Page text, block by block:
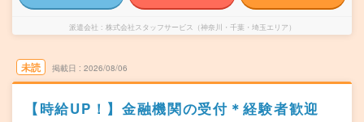
派遣会社 株式会社スタッフサービス（神奈川・千葉・埼玉エリア）
未読 掲載日 2026/08/06
【時給UP！】金融機関の受付＊経験者歓迎